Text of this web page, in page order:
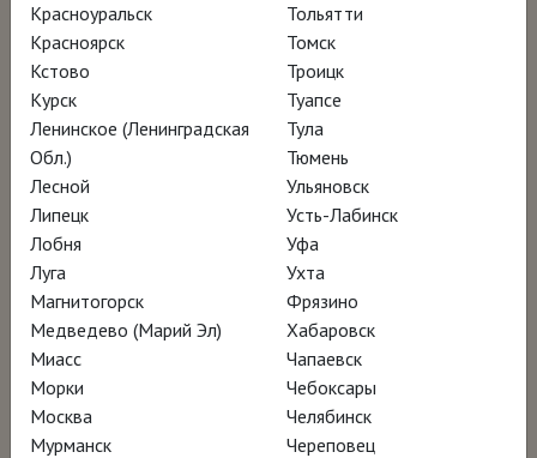
Красноуральск
Красноярск
Кстово
Курск
Ленинское (Ленинградская
Обл.)
Лесной
Липецк
Лобня
Луга
Магнитогорск
Медведево (Марий Эл)
Миасс
Морки
Москва
Мурманск
Тольятти
Томск
Троицк
Туапсе
Тула
Тюмень
Ульяновск
Усть-Лабинск
Уфа
Ухта
Фрязино
Хабаровск
Чапаевск
Чебоксары
Челябинск
Череповец